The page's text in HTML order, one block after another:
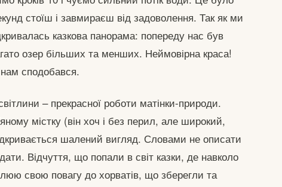
стоїш і завмираєш від задоволення. Так як ми
казкова панорама: попереду нас був
озер більших та менших. Неймовірна краса!
сподобався.
– прекрасної роботи матінки-природи.
містку (він хоч і без перил, але широкий,
шалений вигляд. Словами не описати
Відчуття, що попали в світ казки, де навколо
свою повагу до хорватів, що зберегли та